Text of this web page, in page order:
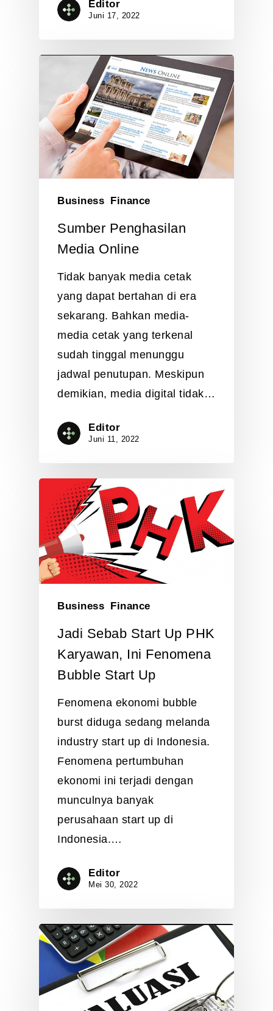
Editor
Juni 17, 2022
Business Finance
Sumber Penghasilan
Media Online
Tidak banyak media cetak
yang dapat bertahan di era
sekarang. Bahkan media-
media cetak yang terkenal
sudah tinggal menunggu
jadwal penutupan. Meskipun
demikian, media digital tidak…
Editor
Juni 11, 2022
Business Finance
Jadi Sebab Start Up PHK
Karyawan, Ini Fenomena
Bubble Start Up
Fenomena ekonomi bubble
burst diduga sedang melanda
industry start up di Indonesia.
Fenomena pertumbuhan
ekonomi ini terjadi dengan
munculnya banyak
perusahaan start up di
Indonesia.…
Editor
Mei 30, 2022